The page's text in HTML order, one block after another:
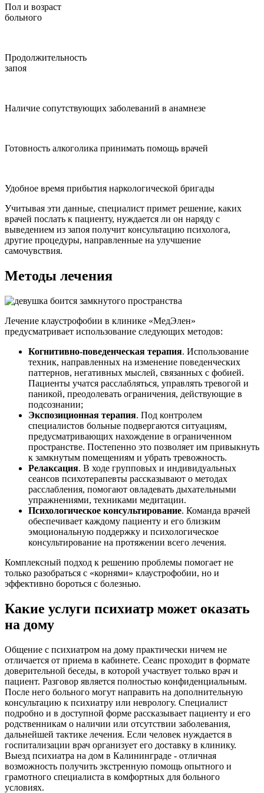
Пол и возраст
больного
Продолжительность
запоя
Наличие сопутствующих заболеваний в анамнезе
Готовность алкоголика принимать помощь врачей
Удобное время прибытия наркологической бригады
Учитывая эти данные, специалист примет решение, каких
врачей послать к пациенту, нуждается ли он наряду с
выведением из запоя получит консультацию психолога,
другие процедуры, направленные на улучшение
самочувствия.
Методы лечения
Лечение клаустрофобии в клинике «МедЭлен»
предусматривает использование следующих методов:
Когнитивно-поведенческая терапия. Использование
техник, направленных на изменение поведенческих
паттернов, негативных мыслей, связанных с фобией.
Пациенты учатся расслабляться, управлять тревогой и
паникой, преодолевать ограничения, действующие в
подсознании;
Экспозиционная терапия. Под контролем
специалистов больные подвергаются ситуациям,
предусматривающих нахождение в ограниченном
пространстве. Постепенно это позволяет им привыкнуть
к замкнутым помещениям и убрать тревожность.
Релаксация. В ходе групповых и индивидуальных
сеансов психотерапевты рассказывают о методах
расслабления, помогают овладевать дыхательными
упражнениями, техниками медитации.
Психологическое консультирование. Команда врачей
обеспечивает каждому пациенту и его близким
эмоциональную поддержку и психологическое
консультирование на протяжении всего лечения.
Комплексный подход к решению проблемы помогает не
только разобраться с «корнями» клаустрофобии, но и
эффективно бороться с болезнью.
Какие услуги психиатр может оказать
на дому
Общение с психиатром на дому практически ничем не
отличается от приема в кабинете. Сеанс проходит в формате
доверительной беседы, в которой участвует только врач и
пациент. Разговор является полностью конфиденциальным.
После него больного могут направить на дополнительную
консультацию к психиатру или неврологу. Специалист
подробно и в доступной форме рассказывает пациенту и его
родственникам о наличии или отсутствии заболевания,
дальнейшей тактике лечения. Если человек нуждается в
госпитализации врач организует его доставку в клинику.
Выезд психиатра на дом в Калининграде - отличная
возможность получить экстренную помощь опытного и
грамотного специалиста в комфортных для больного
условиях.